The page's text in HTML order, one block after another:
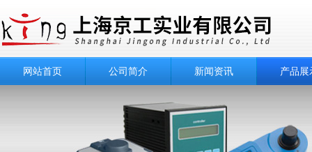
网站首页 公司简介 新闻资讯 产品展